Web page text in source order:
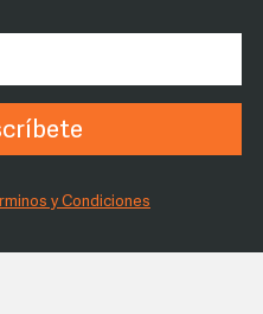
y Condiciones